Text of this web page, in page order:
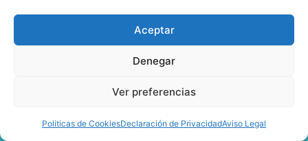
Aceptar
Denegar
Ver preferencias
Politicas de CookiesDeclaración de PrivacidadAviso Legal
Nutricionista Y Dietista En Cáceres
Clases Colectivas Y Entrenamiento Personal En
Síguenos